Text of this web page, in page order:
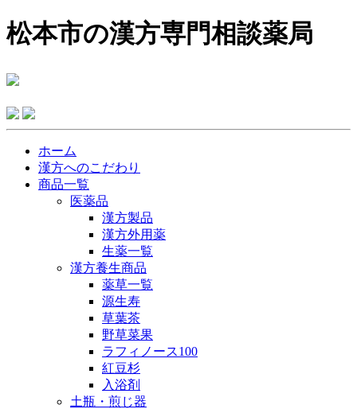
松本市の漢方専門相談薬局
ホーム
漢方へのこだわり
商品一覧
医薬品
漢方製品
漢方外用薬
生薬一覧
漢方養生商品
薬草一覧
源生寿
草葉茶
野草菜果
ラフィノース100
紅豆杉
入浴剤
土瓶・煎じ器